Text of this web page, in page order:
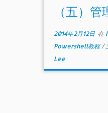
（五）
2014年2月12日 在
Powershell教程/
Lee